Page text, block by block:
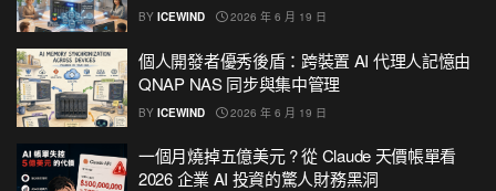
BY ICEWIND 2026 年 6 月 19 日
個人開發者優秀後盾：跨裝置 AI 代理人記憶由
QNAP NAS 同步與集中管理
BY ICEWIND 2026 年 6 月 19 日
一個月燒掉五億美元 ? 從 Claude 天價帳單看
2026 企業 AI 投資的驚人財務黑洞